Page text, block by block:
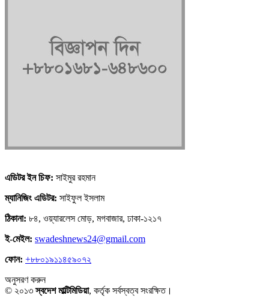
এডিটর ইন চিফ: সাইমুর রহমান
ম্যানিজিং এডিটর: সাইফুল ইসলাম
ঠিকানা: ৮৪, ওয়্যারলেস মোড়, মগবাজার, ঢাকা-১২১৭
ই-মেইল: swadeshnews24@gmail.com
ফোন: +৮৮০১৯১১৪৫৯০৭২
অনুসরণ করুন
© ২০১৩স্বদেশ মাল্টিমিডিয়া, কর্তৃক সর্বস্বত্ব সংরক্ষিত।